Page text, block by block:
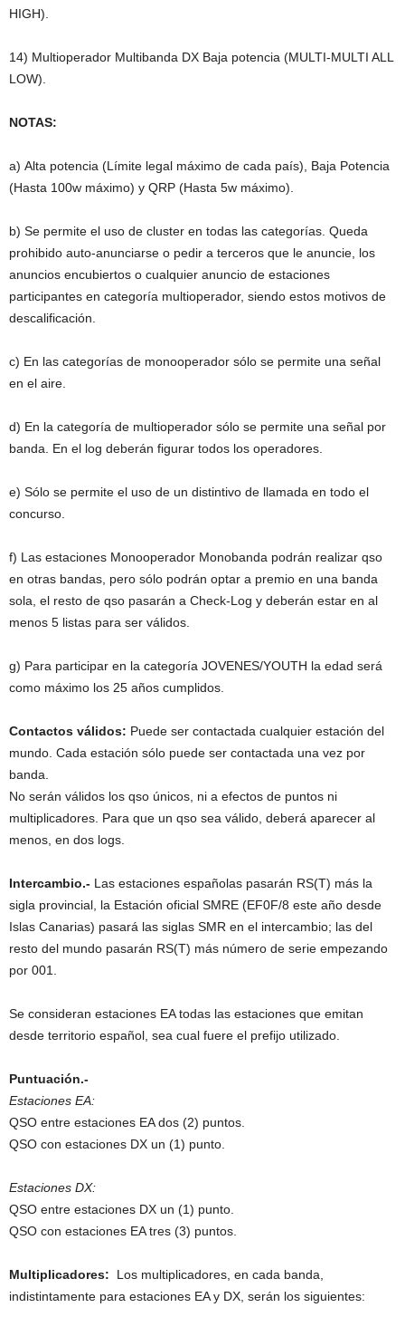
HIGH).
14) Multioperador Multibanda DX Baja potencia (MULTI-MULTI ALL
LOW).
NOTAS:
a) Alta potencia (Límite legal máximo de cada país), Baja Potencia
(Hasta 100w máximo) y QRP (Hasta 5w máximo).
b) Se permite el uso de cluster en todas las categorías. Queda
prohibido auto-anunciarse o pedir a terceros que le anuncie, los
anuncios encubiertos o cualquier anuncio de estaciones
participantes en categoría multioperador, siendo estos motivos de
descalificación.
c) En las categorías de monooperador sólo se permite una señal
en el aire.
d) En la categoría de multioperador sólo se permite una señal por
banda. En el log deberán figurar todos los operadores.
e) Sólo se permite el uso de un distintivo de llamada en todo el
concurso.
f) Las estaciones Monooperador Monobanda podrán realizar qso
en otras bandas, pero sólo podrán optar a premio en una banda
sola, el resto de qso pasarán a Check-Log y deberán estar en al
menos 5 listas para ser válidos.
g) Para participar en la categoría JOVENES/YOUTH la edad será
como máximo los 25 años cumplidos.
Contactos válidos: Puede ser contactada cualquier estación del
mundo. Cada estación sólo puede ser contactada una vez por
banda.
No serán válidos los qso únicos, ni a efectos de puntos ni
multiplicadores. Para que un qso sea válido, deberá aparecer al
menos, en dos logs.
Intercambio.- Las estaciones españolas pasarán RS(T) más la
sigla provincial, la Estación oficial SMRE (EF0F/8 este año desde
Islas Canarias) pasará las siglas SMR en el intercambio; las del
resto del mundo pasarán RS(T) más número de serie empezando
por 001.
Se consideran estaciones EA todas las estaciones que emitan
desde territorio español, sea cual fuere el prefijo utilizado.
Puntuación.-
Estaciones EA:
QSO entre estaciones EA dos (2) puntos.
QSO con estaciones DX un (1) punto.
Estaciones DX:
QSO entre estaciones DX un (1) punto.
QSO con estaciones EA tres (3) puntos.
Multiplicadores: Los multiplicadores, en cada banda,
indistintamente para estaciones EA y DX, serán los siguientes: